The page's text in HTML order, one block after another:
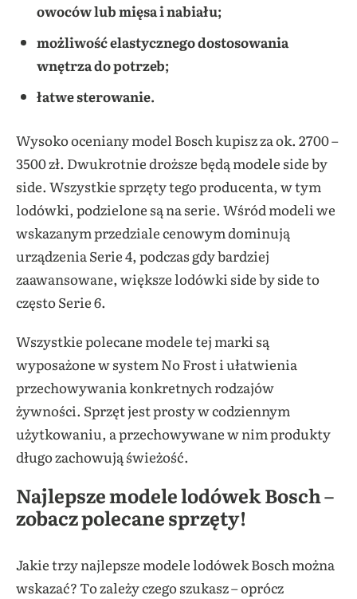
owoców lub mięsa i nabiału;
możliwość elastycznego dostosowania
wnętrza do potrzeb;
łatwe sterowanie.
Wysoko oceniany model Bosch kupisz za ok. 2700 –
3500 zł. Dwukrotnie droższe będą modele side by
side. Wszystkie sprzęty tego producenta, w tym
lodówki, podzielone są na serie. Wśród modeli we
wskazanym przedziale cenowym dominują
urządzenia Serie 4, podczas gdy bardziej
zaawansowane, większe lodówki side by side to
często Serie 6.
Wszystkie polecane modele tej marki są
wyposażone w system No Frost i ułatwienia
przechowywania konkretnych rodzajów
żywności. Sprzęt jest prosty w codziennym
użytkowaniu, a przechowywane w nim produkty
długo zachowują świeżość.
Najlepsze modele lodówek Bosch –
zobacz polecane sprzęty!
Jakie trzy najlepsze modele lodówek Bosch można
wskazać? To zależy czego szukasz – oprócz